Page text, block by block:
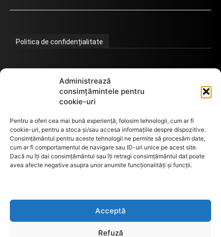
Administrează
consimțămintele pentru
cookie-uri
Pentru a oferi cea mai bună experiență, folosim tehnologii, cum ar fi
cookie-uri, pentru a stoca și/sau accesa informațiile despre dispozitive.
Consimțământul pentru aceste tehnologii ne permite să procesăm date,
cum ar fi comportamentul de navigare sau ID-uri unice pe acest site.
Dacă nu îți dai consimțământul sau îți retragi consimțământul dat poate
avea afecte negative asupra unor anumite funcționalități și funcții.
Acceptă
Refuză
Politica de confidențialitate
Termeni de utilizare
GDPR
Anunturi de licitații